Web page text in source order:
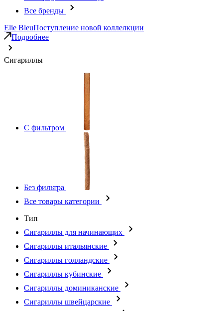
Все бренды
Elie BleuПоступление новой коллелкции
Подробнее
Сигариллы
С фильтром
Без фильтра
Все товары категории
Тип
Сигариллы для начинающих
Сигариллы итальянские
Сигариллы голландские
Сигариллы кубинские
Сигариллы доминиканские
Сигариллы швейцарские